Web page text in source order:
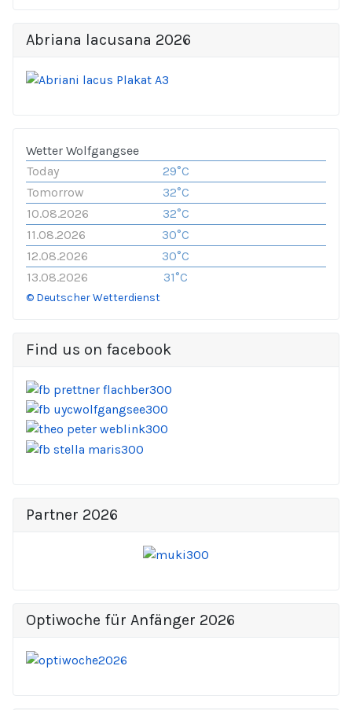
Abriana lacusana 2026
Wetter Wolfgangsee
Today
29°C
Tomorrow
32°C
10.08.2026
32°C
11.08.2026
30°C
12.08.2026
30°C
13.08.2026
31°C
© Deutscher Wetterdienst
Find us on facebook
Partner 2026
Optiwoche für Anfänger 2026